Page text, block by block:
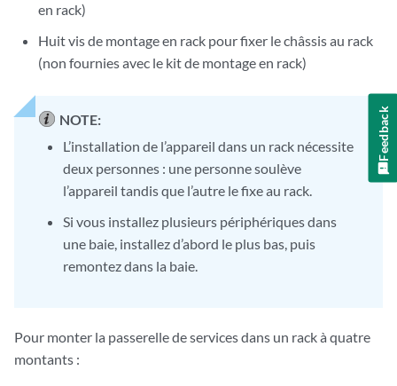
en rack)
Huit vis de montage en rack pour fixer le châssis au rack
(non fournies avec le kit de montage en rack)
NOTE:
L’installation de l’appareil dans un rack nécessite
deux personnes : une personne soulève
l’appareil tandis que l’autre le fixe au rack.
Si vous installez plusieurs périphériques dans
une baie, installez d’abord le plus bas, puis
remontez dans la baie.
Pour monter la passerelle de services dans un rack à quatre
montants :
Feedback